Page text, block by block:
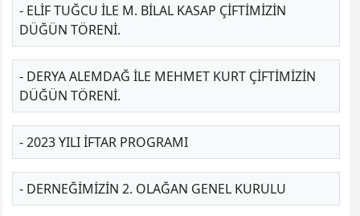
- ELIF TUĞCU ILE M. BILAL KASAP ÇIFTIMIZIN
DÜĞÜN TÖRENI.
- DERYA ALEMDAĞ ILE MEHMET KURT ÇIFTIMIZIN
DÜĞÜN TÖRENI.
- 2023 YILI İFTAR PROGRAMI
- DERNEĞIMIZIN 2. OLAĞAN GENEL KURULU